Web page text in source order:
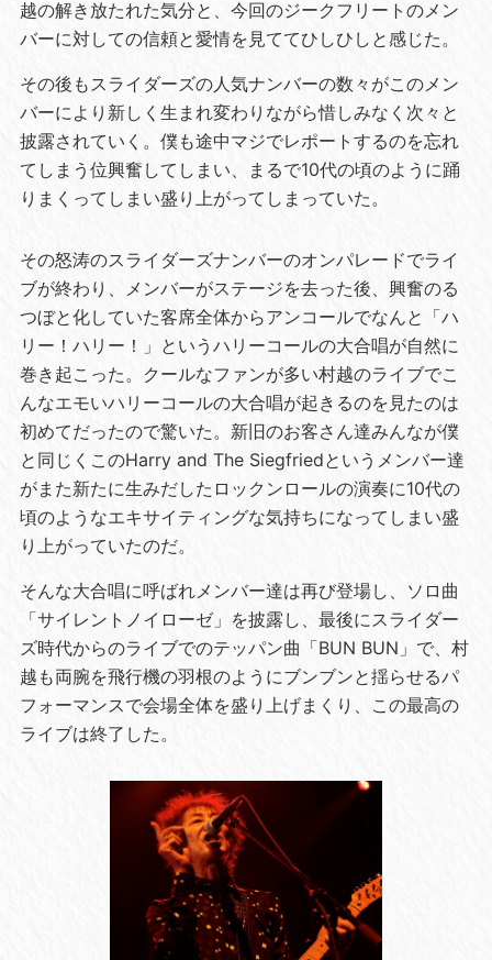
越の解き放たれた気分と、今回のジークフリートのメン
バーに対しての信頼と愛情を見ててひしひしと感じた。
その後もスライダーズの人気ナンバーの数々がこのメン
バーにより新しく生まれ変わりながら惜しみなく次々と
披露されていく。僕も途中マジでレポートするのを忘れ
てしまう位興奮してしまい、まるで10代の頃のように踊
りまくってしまい盛り上がってしまっていた。
その怒涛のスライダーズナンバーのオンパレードでライ
ブが終わり、メンバーがステージを去った後、興奮のる
つぼと化していた客席全体からアンコールでなんと「ハ
リー！ハリー！」というハリーコールの大合唱が自然に
巻き起こった。クールなファンが多い村越のライブでこ
んなエモいハリーコールの大合唱が起きるのを見たのは
初めてだったので驚いた。新旧のお客さん達みんなが僕
と同じくこのHarry and The Siegfriedというメンバー達
がまた新たに生みだしたロックンロールの演奏に10代の
頃のようなエキサイティングな気持ちになってしまい盛
り上がっていたのだ。
そんな大合唱に呼ばれメンバー達は再び登場し、ソロ曲
「サイレントノイローゼ」を披露し、最後にスライダー
ズ時代からのライブでのテッパン曲「BUN BUN」で、村
越も両腕を飛行機の羽根のようにブンブンと揺らせるパ
フォーマンスで会場全体を盛り上げまくり、この最高の
ライブは終了した。